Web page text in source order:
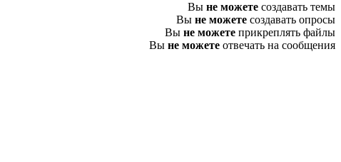
Вы не можете создавать темы
Вы не можете создавать опросы
Вы не можете прикреплять файлы
Вы не можете отвечать на сообщения